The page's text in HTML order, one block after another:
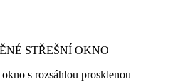
STŘEŠNÍ OKNO
s rozsáhlou prosklenou